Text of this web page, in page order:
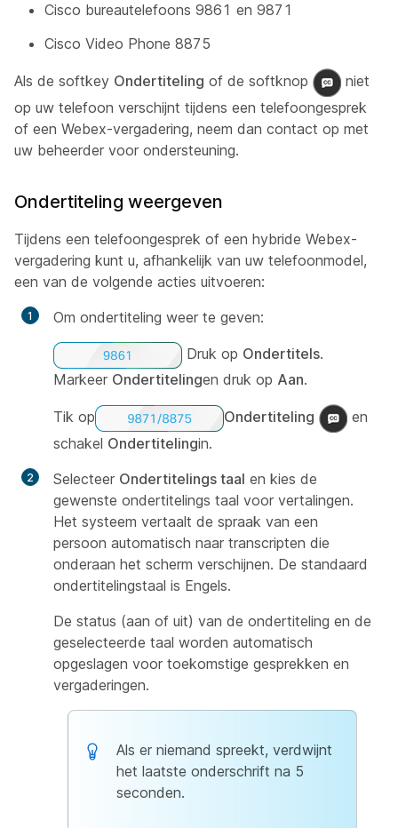
Cisco bureautelefoons 9861 en 9871
Cisco Video Phone 8875
Als de softkey Ondertiteling of de softknop
niet
op uw telefoon verschijnt tijdens een telefoongesprek
of een Webex-vergadering, neem dan contact op met
uw beheerder voor ondersteuning.
Ondertiteling weergeven
Tijdens een telefoongesprek of een hybride Webex-
vergadering kunt u, afhankelijk van uw telefoonmodel,
een van de volgende acties uitvoeren:
Om ondertiteling weer te geven:
Druk op Ondertitels.
Markeer Ondertitelingen druk op Aan.
Tik op Ondertiteling
en
schakel Ondertitelingin.
Selecteer Ondertitelings taal en kies de
gewenste ondertitelings taal voor vertalingen.
Het systeem vertaalt de spraak van een
persoon automatisch naar transcripten die
onderaan het scherm verschijnen. De standaard
ondertitelingstaal is Engels.
De status (aan of uit) van de ondertiteling en de
geselecteerde taal worden automatisch
opgeslagen voor toekomstige gesprekken en
vergaderingen.
Als er niemand spreekt, verdwijnt
het laatste onderschrift na 5
seconden.